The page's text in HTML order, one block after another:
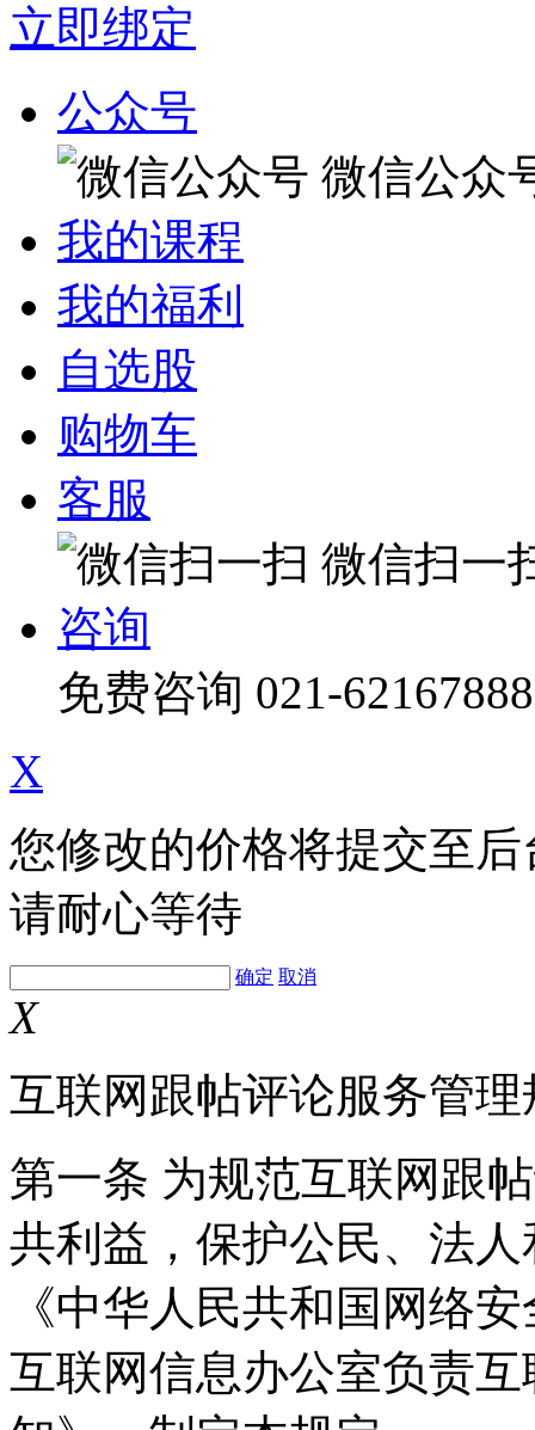
立即绑定
公众号
微信公众
我的课程
我的福利
自选股
购物车
客服
微信扫一
咨询
免费咨询 021-62167888
X
您修改的价格将提交至
请耐心等待
确定 取消
X
互联网跟帖评论服务管理
第一条 为规范互联网跟
共利益，保护公民、法
《中华人民共和国网络
互联网信息办公室负责